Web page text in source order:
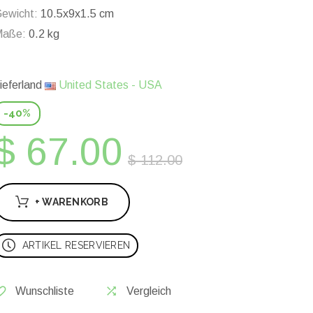
10.5x9x1.5 cm
0.2 kg
United States - USA
-40%
67.00 $ 112.00
+ WARENKORB
ARTIKEL RESERVIEREN
Wunschliste Vergleich